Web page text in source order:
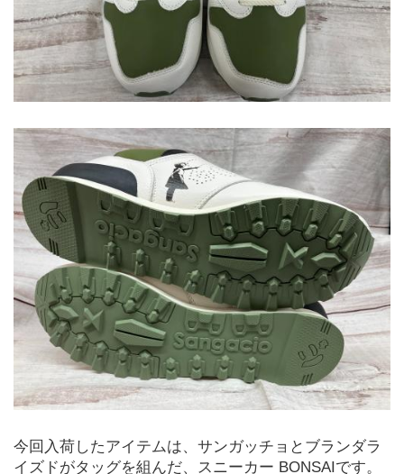
今回入荷したアイテムは、サンガッチョとブランダラ
イズドがタッグを組んだ、スニーカー BONSAIです。